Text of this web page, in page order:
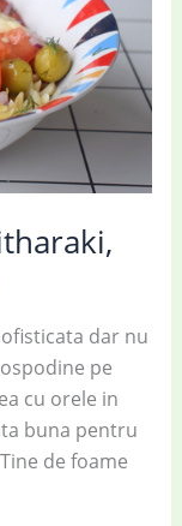
dar nu
pe
cu orele in
buna pentru
de foame